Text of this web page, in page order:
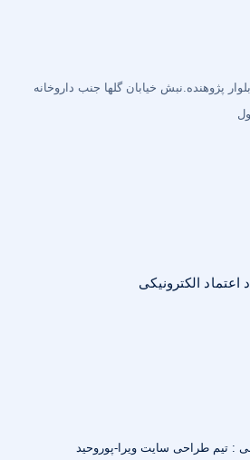
پژوهنده.نبش خیابان گلها جنب داروخانه
اعتماد الکترونیکی
: تیم طراحی سایت ویرا-پوروحید